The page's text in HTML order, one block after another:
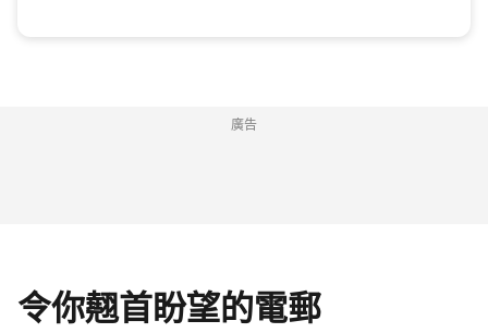
廣告
令你翹首盼望的電郵